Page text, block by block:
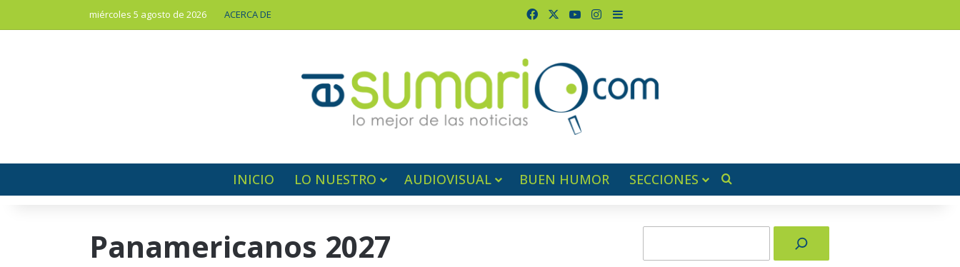
miércoles 5 agosto de 2026 ACERCA DE FacebookYouTubeInstagram
Barra lateral
INICIO LO NUESTRO AUDIOVISUAL BUEN HUMOR SECCIONES
Panamericanos 2027